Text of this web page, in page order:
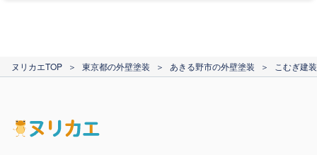
カード支払い
ヌリカエTOP ＞ 東京都の外壁塗装 ＞ あきる野市の外壁塗装 ＞ こむぎ建装